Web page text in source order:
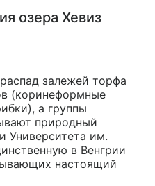
озера Хевиз
залежей торфа
(коринеформные
а группы
природный
Университета им.
в Венгрии
настоящий